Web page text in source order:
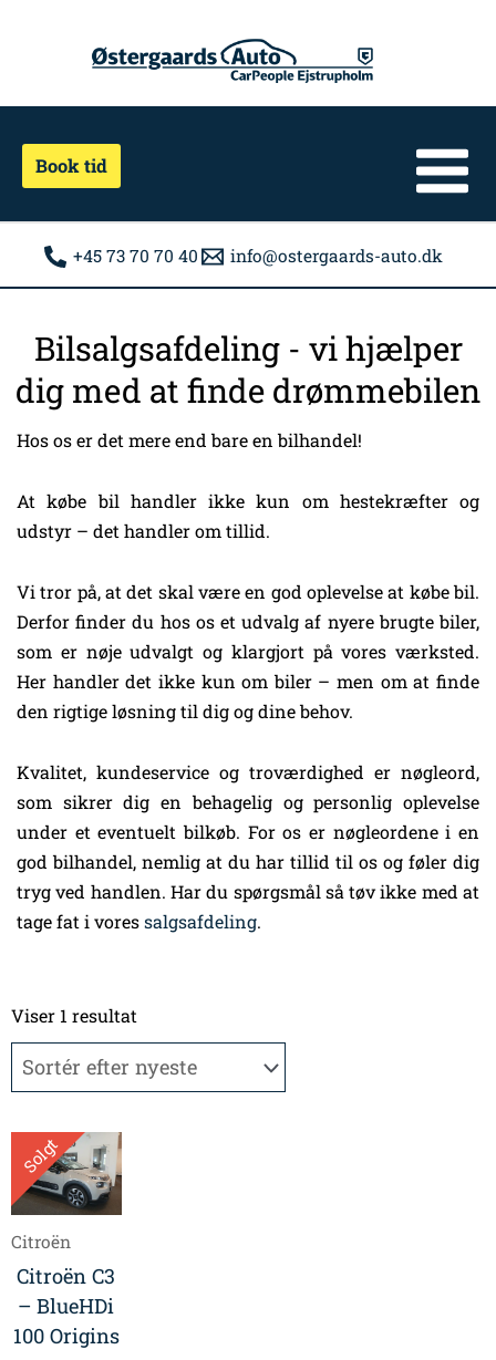
Book tid
+45 73 70 70 40 info@ostergaards-auto.dk
Bilsalgsafdeling - vi hjælper
dig med at finde drømmebilen
Hos os er det mere end bare en bilhandel!
At købe bil handler ikke kun om hestekræfter og
udstyr – det handler om tillid.
Vi tror på, at det skal være en god oplevelse at købe bil.
Derfor finder du hos os et udvalg af nyere brugte biler,
som er nøje udvalgt og klargjort på vores værksted.
Her handler det ikke kun om biler – men om at finde
den rigtige løsning til dig og dine behov.
Kvalitet, kundeservice og troværdighed er nøgleord,
som sikrer dig en behagelig og personlig oplevelse
under et eventuelt bilkøb. For os er nøgleordene i en
god bilhandel, nemlig at du har tillid til os og føler dig
tryg ved handlen. Har du spørgsmål så tøv ikke med at
tage fat i voressalgsafdeling.
Viser 1 resultat
Solgt
Citroën
Citroën C3
– BlueHDi
100 Origins